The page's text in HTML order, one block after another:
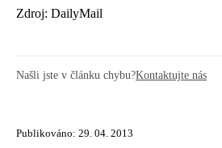
Zdroj: DailyMail
Našli jste v článku chybu?Kontaktujte nás
Publikováno: 29. 04. 2013